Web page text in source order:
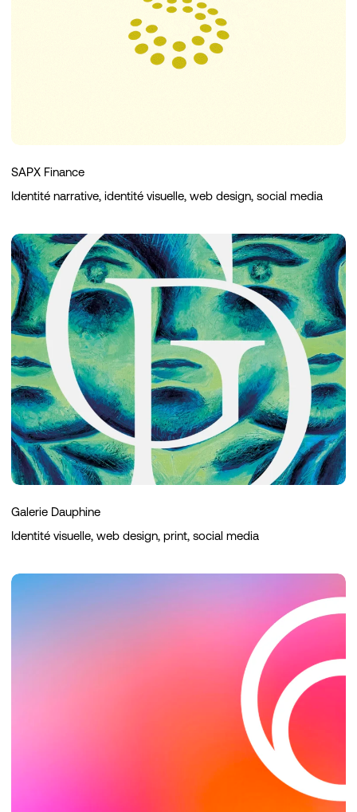
SAPX Finance
Identité narrative, identité visuelle, web design, social media
Galerie
Dauphine
Galerie Dauphine
Identité visuelle, web design, print, social media
Flevium